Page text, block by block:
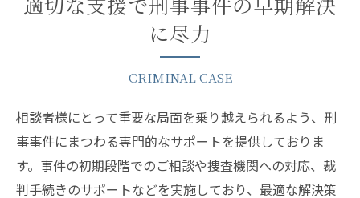
に尽力
CRIMINAL CASE
相談者様にとって重要な局面を乗り越えられるよう、刑
事事件にまつわる専門的なサポートを提供しておりま
す。事件の初期段階でのご相談や捜査機関への対応、裁
判手続きのサポートなどを実施しており、最適な解決策